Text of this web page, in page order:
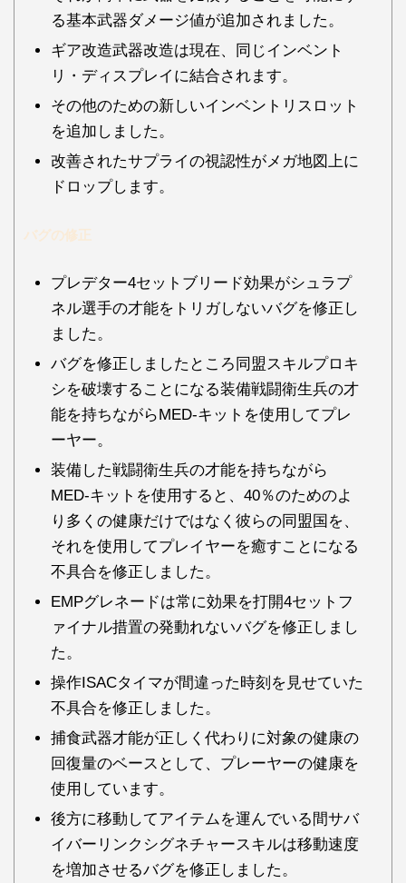
る基本武器ダメージ値が追加されました。
ギア改造武器改造は現在、同じインベント
リ・ディスプレイに結合されます。
その他のための新しいインベントリスロット
を追加しました。
改善されたサプライの視認性がメガ地図上に
ドロップします。
バグの修正
プレデター4セットブリード効果がシュラプ
ネル選手の才能をトリガしないバグを修正し
ました。
バグを修正しましたところ同盟スキルプロキ
シを破壊することになる装備戦闘衛生兵の才
能を持ちながらMED-キットを使用してプレ
ーヤー。
装備した戦闘衛生兵の才能を持ちながら
MED-キットを使用すると、40％のためのよ
り多くの健康だけではなく彼らの同盟国を、
それを使用してプレイヤーを癒すことになる
不具合を修正しました。
EMPグレネードは常に効果を打開4セットフ
ァイナル措置の発動れないバグを修正しまし
た。
操作ISACタイマが間違った時刻を見せていた
不具合を修正しました。
捕食武器才能が正しく代わりに対象の健康の
回復量のベースとして、プレーヤーの健康を
使用しています。
後方に移動してアイテムを運んでいる間サバ
イバーリンクシグネチャースキルは移動速度
を増加させるバグを修正しました。